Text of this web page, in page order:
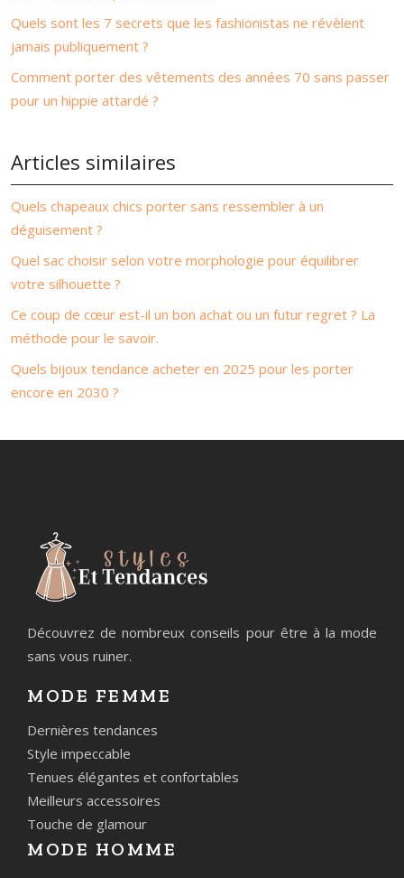
Quels sont les 7 secrets que les fashionistas ne révèlent
jamais publiquement ?
Comment porter des vêtements des années 70 sans passer
pour un hippie attardé ?
Articles similaires
Quels chapeaux chics porter sans ressembler à un
déguisement ?
Quel sac choisir selon votre morphologie pour équilibrer
votre silhouette ?
Ce coup de cœur est-il un bon achat ou un futur regret ? La
méthode pour le savoir.
Quels bijoux tendance acheter en 2025 pour les porter
encore en 2030 ?
Découvrez de nombreux conseils pour être à la mode
sans vous ruiner.
MODE FEMME
Dernières tendances
Style impeccable
Tenues élégantes et confortables
Meilleurs accessoires
Touche de glamour
MODE HOMME